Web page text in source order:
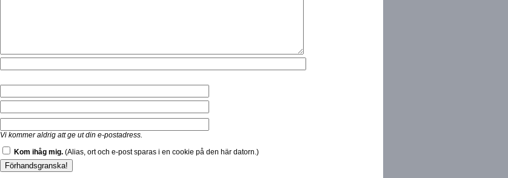
Vi kommer aldrig att ge ut din e-postadress.
Kom ihåg mig. (Alias, ort och e-post sparas i en cookie på den här datorn.)